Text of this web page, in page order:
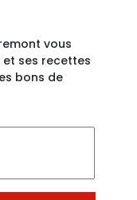
vous
et ses recettes
bons de